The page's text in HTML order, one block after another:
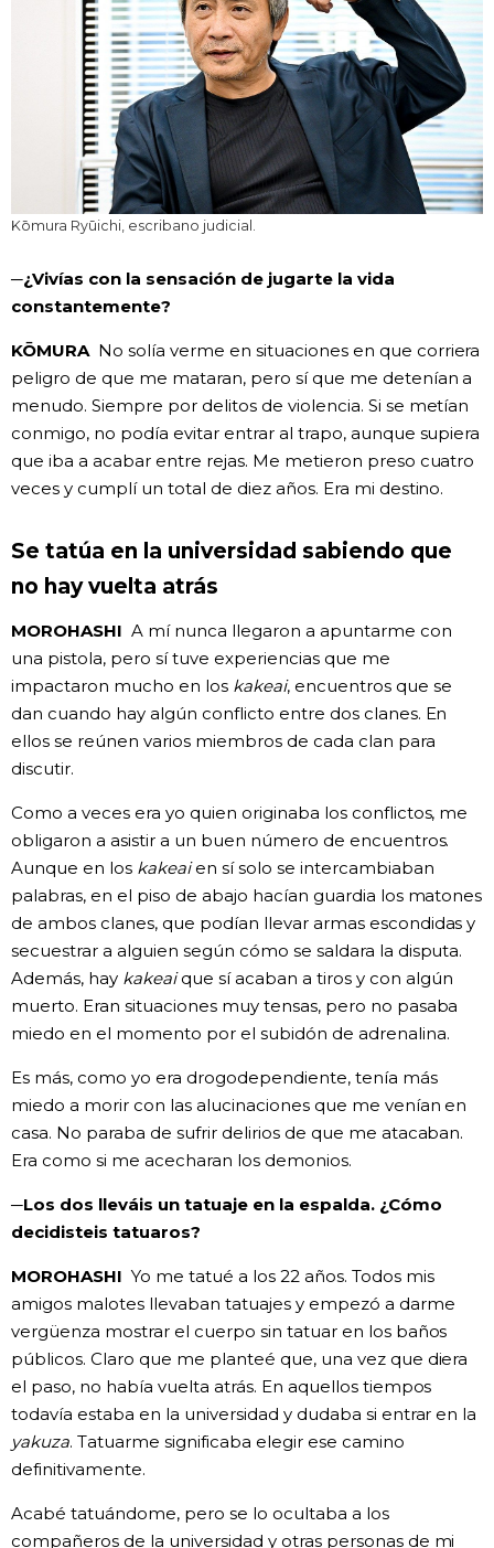
Kōmura Ryūichi, escribano judicial.
─¿Vivías con la sensación de jugarte la vida
constantemente?
KŌMURA No solía verme en situaciones en que corriera
peligro de que me mataran, pero sí que me detenían a
menudo. Siempre por delitos de violencia. Si se metían
conmigo, no podía evitar entrar al trapo, aunque supiera
que iba a acabar entre rejas. Me metieron preso cuatro
veces y cumplí un total de diez años. Era mi destino.
Se tatúa en la universidad sabiendo que
no hay vuelta atrás
MOROHASHI A mí nunca llegaron a apuntarme con
una pistola, pero sí tuve experiencias que me
impactaron mucho en los kakeai, encuentros que se
dan cuando hay algún conflicto entre dos clanes. En
ellos se reúnen varios miembros de cada clan para
discutir.
Como a veces era yo quien originaba los conflictos, me
obligaron a asistir a un buen número de encuentros.
Aunque en los kakeaien sí solo se intercambiaban
palabras, en el piso de abajo hacían guardia los matones
de ambos clanes, que podían llevar armas escondidas y
secuestrar a alguien según cómo se saldara la disputa.
Además, hay kakeaique sí acaban a tiros y con algún
muerto. Eran situaciones muy tensas, pero no pasaba
miedo en el momento por el subidón de adrenalina.
Es más, como yo era drogodependiente, tenía más
miedo a morir con las alucinaciones que me venían en
casa. No paraba de sufrir delirios de que me atacaban.
Era como si me acecharan los demonios.
─Los dos lleváis un tatuaje en la espalda. ¿Cómo
decidisteis tatuaros?
MOROHASHI Yo me tatué a los 22 años. Todos mis
amigos malotes llevaban tatuajes y empezó a darme
vergüenza mostrar el cuerpo sin tatuar en los baños
públicos. Claro que me planteé que, una vez que diera
el paso, no había vuelta atrás. En aquellos tiempos
todavía estaba en la universidad y dudaba si entrar en la
yakuza. Tatuarme significaba elegir ese camino
definitivamente.
Acabé tatuándome, pero se lo ocultaba a los
compañeros de la universidad y otras personas de mi